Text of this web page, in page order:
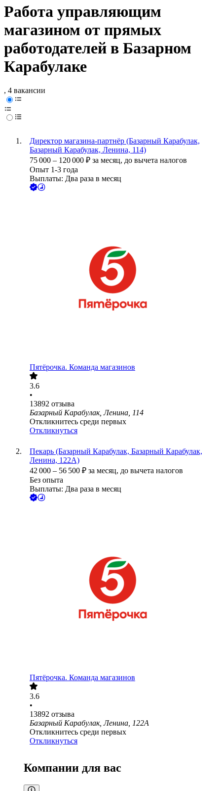
Работа управляющим
магазином от прямых
работодателей в Базарном
Карабулаке
, 4 вакансии
Директор магазина-партнёр (Базарный Карабулак,
Базарный Карабулак, Ленина, 114)
75 000 – 120 000 ₽ за месяц, до вычета налогов
Опыт 1-3 года
Выплаты: Два раза в месяц
Пятёрочка. Команда магазинов
3.6
•
13892 отзыва
Базарный Карабулак, Ленина, 114
Откликнитесь среди первых
Откликнуться
Пекарь (Базарный Карабулак, Базарный Карабулак,
Ленина, 122А)
42 000 – 56 500 ₽ за месяц, до вычета налогов
Без опыта
Выплаты: Два раза в месяц
Пятёрочка. Команда магазинов
3.6
•
13892 отзыва
Базарный Карабулак, Ленина, 122А
Откликнитесь среди первых
Откликнуться
Компании для вас